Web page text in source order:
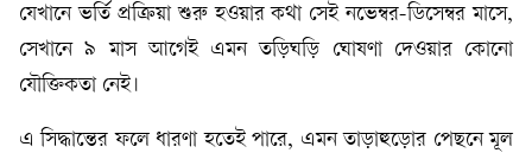
যেখানে ভর্তি প্রক্রিয়া শুরু হওয়ার কথা সেই নভেম্বর-ডিসেম্বর মাসে,
সেখানে ৯ মাস আগেই এমন তড়িঘড়ি ঘোষণা দেওয়ার কোনো
যৌক্তিকতা নেই।
এ সিদ্ধান্তের ফলে ধারণা হতেই পারে, এমন তাড়াহুড়োর পেছনে মূল